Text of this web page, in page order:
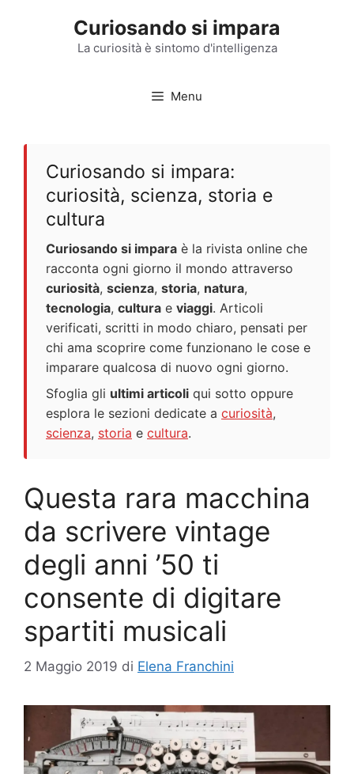
Curiosando si impara
La curiosità è sintomo d'intelligenza
Menu
Curiosando si impara:
curiosità, scienza, storia e
cultura
Curiosando si impara è la rivista online che
racconta ogni giorno il mondo attraverso
curiosità, scienza, storia, natura,
tecnologia, cultura e viaggi. Articoli
verificati, scritti in modo chiaro, pensati per
chi ama scoprire come funzionano le cose e
imparare qualcosa di nuovo ogni giorno.
Sfoglia gli ultimi articoli qui sotto oppure
esplora le sezioni dedicate a curiosità,
scienza, storia e cultura.
Questa rara macchina
da scrivere vintage
degli anni ’50 ti
consente di digitare
spartiti musicali
2 Maggio 2019 di Elena Franchini